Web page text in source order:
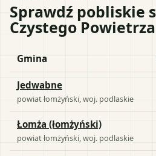
Sprawdź pobliskie
Czystego Powietrza
Gmina
Jedwabne
powiatłomżyński , woj. podlaskie
Łomża (łomżyński)
powiatłomżyński , woj. podlaskie